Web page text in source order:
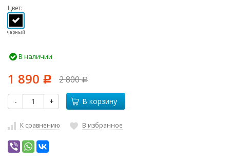
Цвет:
черный
В наличии
1 890 Р 2 800Р
- + В корзину
К сравнению В избранное